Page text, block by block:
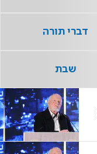
דברי תורה
שבת